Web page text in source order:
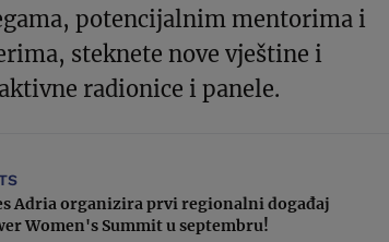
potencijalnim mentorima i
steknete nove vještine i
radionice i panele.
Adria organizira prvi regionalni događaj
Women's Summit u septembru!